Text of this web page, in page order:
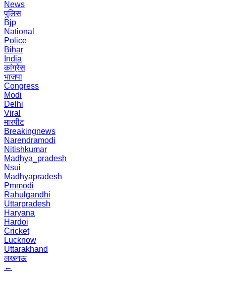
News
पुलिस
Bjp
National
Police
Bihar
India
कांग्रेस
भाजपा
Congress
Modi
Delhi
Viral
मारपीट
Breakingnews
Narendramodi
Nitishkumar
Madhya_pradesh
Nsui
Madhyapradesh
Pmmodi
Rahulgandhi
Uttarpradesh
Haryana
Hardoi
Cricket
Lucknow
Uttarakhand
लखनऊ
←